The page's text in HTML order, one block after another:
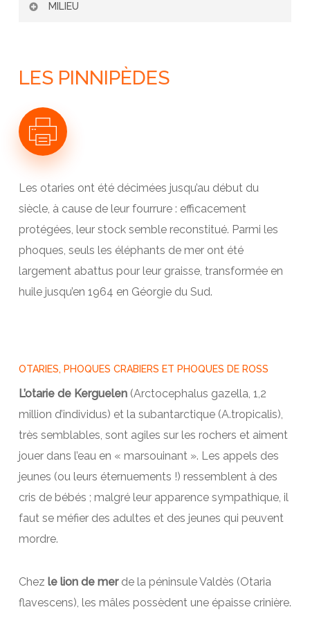
LES ÎLES SUBANTARCTIQUES
MILIEU
L’ATMOSPHÈRE ANTARCTIQUE
LES GLACES DE L’OCÉAN
LES ARCHIVES DE GLACE
LES PINNIPÈDES
Les otaries ont été décimées jusqu’au début du
siècle, à cause de leur fourrure : efficacement
protégées, leur stock semble reconstitué. Parmi les
phoques, seuls les éléphants de mer ont été
largement abattus pour leur graisse, transformée en
huile jusqu’en 1964 en Géorgie du Sud.
OTARIES, PHOQUES CRABIERS ET PHOQUES DE ROSS
L’otarie de Kerguelen(Arctocephalus gazella, 1,2
million d’individus) et la subantarctique (A.tropicalis),
très semblables, sont agiles sur les rochers et aiment
jouer dans l’eau en « marsouinant ». Les appels des
jeunes (ou leurs éternuements !) ressemblent à des
cris de bébés ; malgré leur apparence sympathique, il
faut se méfier des adultes et des jeunes qui peuvent
mordre.
Chez le lion de merde la péninsule Valdès (Otaria
flavescens), les mâles possèdent une épaisse crinière.